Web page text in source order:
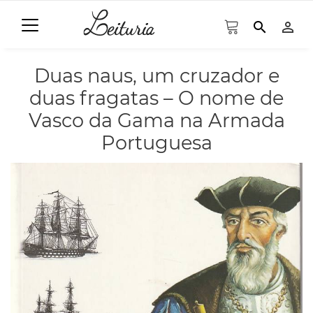
search person_outline
Duas naus, um cruzador e
duas fragatas – O nome de
Vasco da Gama na Armada
Portuguesa